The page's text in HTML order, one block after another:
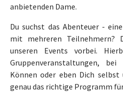
anbietenden Dame.
Du suchst das Abenteuer -
mit mehreren Teilnehmern?
unseren Events vorbei.
Gruppenveranstaltungen,
Können oder eben Dich
genau das richtige Programm